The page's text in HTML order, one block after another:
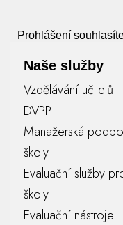
Prohlášení
Naše služby
Vzdělávání učitelů -
DVPP
Manažerská
školy
Evaluační služby
školy
Evaluační nástroje